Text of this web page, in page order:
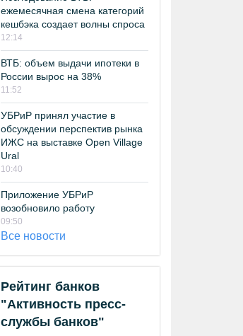
ежемесячная смена категорий
кешбэка создает волны спроса
12:14
ВТБ: объем выдачи ипотеки в
России вырос на 38%
11:52
УБРиР принял участие в
обсуждении перспектив рынка
ИЖС на выставке Open Village
Ural
10:40
Приложение УБРиР
возобновило работу
09:50
Все новости
Рейтинг банков
"Активность пресс-
службы банков"